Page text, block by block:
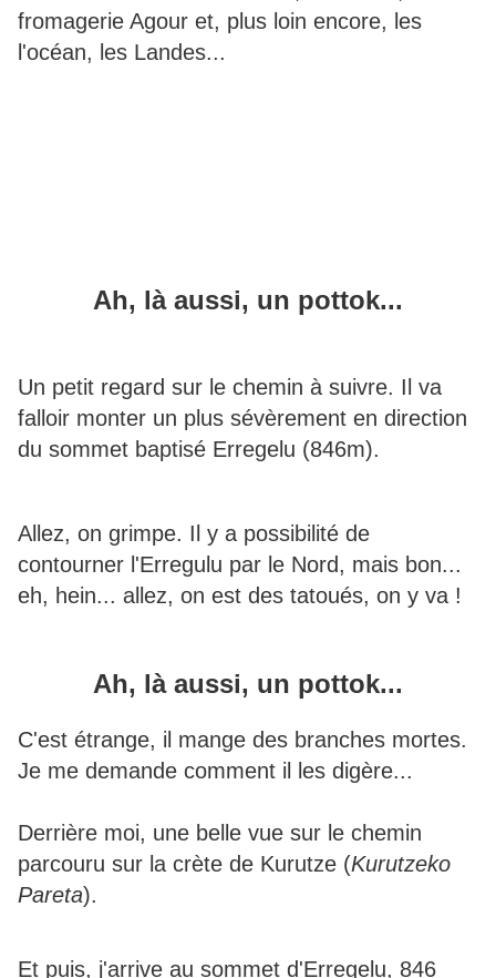
fromagerie Agour et, plus loin encore, les
l'océan, les Landes...
Ah, là aussi, un pottok...
Un petit regard sur le chemin à suivre. Il va
falloir monter un plus sévèrement en direction
du sommet baptisé Erregelu (846m).
Allez, on grimpe. Il y a possibilité de
contourner l'Erregulu par le Nord, mais bon...
eh, hein... allez, on est des tatoués, on y va !
Ah, là aussi, un pottok...
C'est étrange, il mange des branches mortes.
Je me demande comment il les digère...
Derrière moi, une belle vue sur le chemin
parcouru sur la crète de Kurutze (Kurutzeko
Pareta).
Et puis, j'arrive au sommet d'Erregelu, 846